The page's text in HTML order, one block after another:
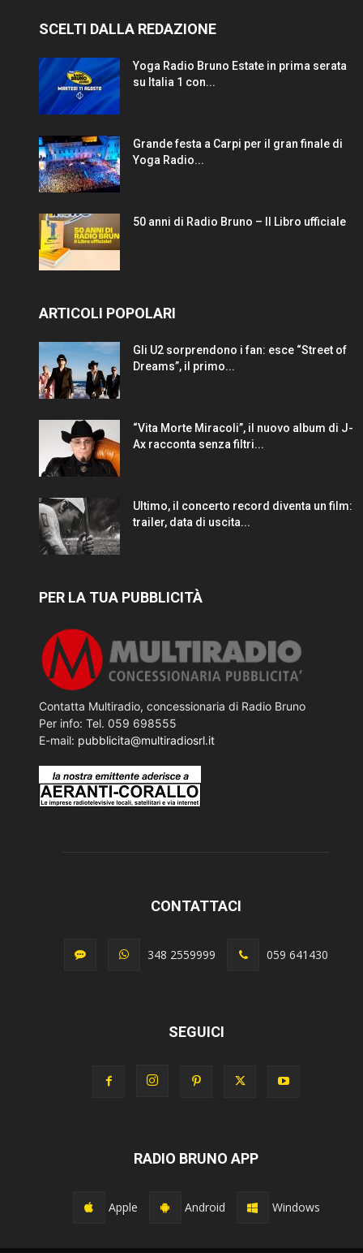
SCELTI DALLA REDAZIONE
Yoga Radio Bruno Estate in prima serata
su Italia 1 con...
Grande festa a Carpi per il gran finale di
Yoga Radio...
50 anni di Radio Bruno – Il Libro ufficiale
ARTICOLI POPOLARI
Gli U2 sorprendono i fan: esce “Street of
Dreams”, il primo...
“Vita Morte Miracoli”, il nuovo album di J-
Ax racconta senza filtri...
Ultimo, il concerto record diventa un film:
trailer, data di uscita...
PER LA TUA PUBBLICITÀ
Contatta Multiradio, concessionaria di Radio Bruno
Per info: Tel. 059 698555
E-mail: pubblicita@multiradiosrl.it
CONTATTACI
348 2559999 059 641430
SEGUICI
RADIO BRUNO APP
Apple Android Windows